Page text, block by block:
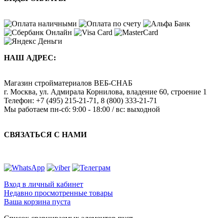
НАШ АДРЕС:
Магазин стройматериалов ВЕБ-СНАБ
г. Москва, ул. Адмирала Корнилова, владение 60, строение 1
Телефон: +7 (495) 215-21-71 , 8 (800) 333-21-71
Мы работаем пн-сб: 9:00 - 18:00 / вс: выходной
СВЯЗАТЬСЯ С НАМИ
Вход в личный кабинет
Недавно просмотренные товары
Ваша корзина пуста